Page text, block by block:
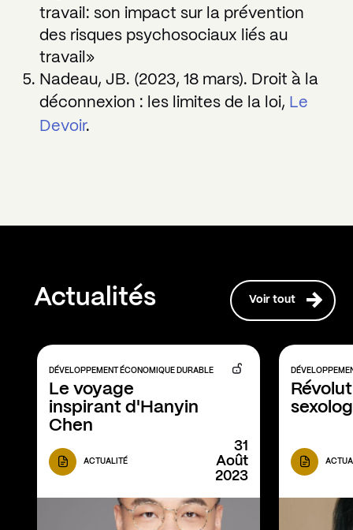
travail: son impact sur la prévention
des risques psychosociaux liés au
travail»
Nadeau, JB. (2023, 18 mars). Droit à la
déconnexion : les limites de la loi, Le
Devoir.
Actualités Voir tout
DÉVELOPPEMENT ÉCONOMIQUE DURABLE
Le voyage
inspirant d'Hanyin
Chen
ACTUALITÉ
31
Août
2023